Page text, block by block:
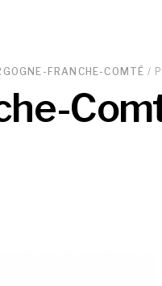
FRANCHE-COMTÉ /